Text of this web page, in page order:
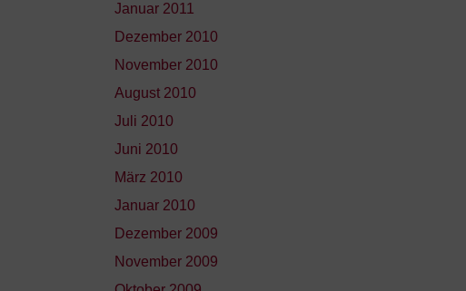
Januar 2011
Dezember 2010
November 2010
August 2010
Juli 2010
Juni 2010
März 2010
Januar 2010
Dezember 2009
November 2009